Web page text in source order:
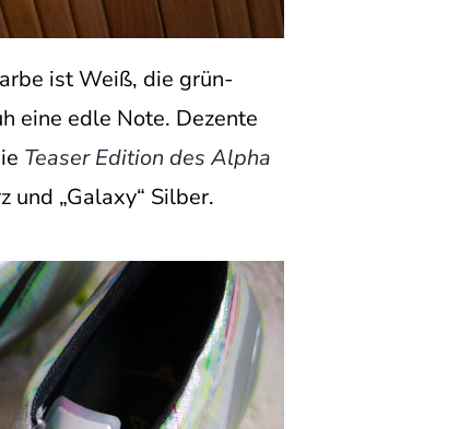
ist Weiß, die grün-
eine edle Note. Dezente
Teaser Edition des Alpha
„Galaxy“ Silber.